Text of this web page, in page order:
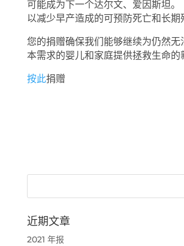
可能成为下一个达尔文、爱因斯坦。
以减少早产造成的可预防死亡和长期
您的捐赠确保我们能够继续为仍然无
本需求的婴儿和家庭提供拯救生命的
按此捐赠
近期文章
2021 年报